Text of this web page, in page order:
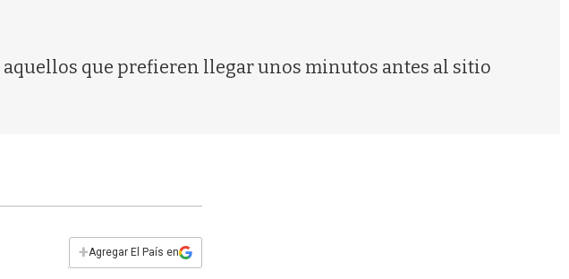
que prefieren llegar unos minutos antes al sitio
+Agregar El País en